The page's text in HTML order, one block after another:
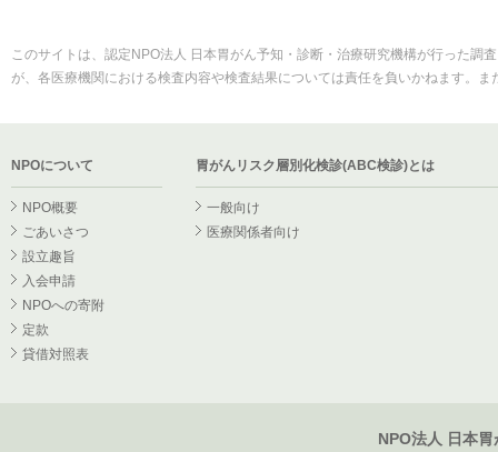
このサイトは、認定NPO法人 日本胃がん予知・診断・治療研究機構が行った
が、各医療機関における検査内容や検査結果については責任を負いかねます。
NPOについて
NPO概要
ごあいさつ
設立趣旨
入会申請
NPOへの寄附
定款
貸借対照表
胃がんリスク層別化検診(ABC検診)とは
一般向け
医療関係者向け
NPO法人 日本